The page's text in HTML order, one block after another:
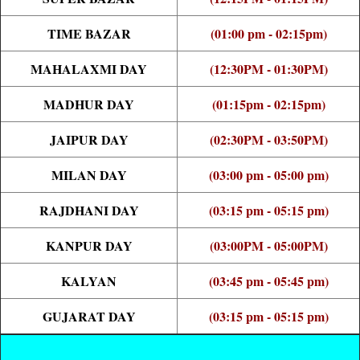
TIME BAZAR
(01:00 pm - 02:15pm)
MAHALAXMI DAY
(12:30PM - 01:30PM)
MADHUR DAY
(01:15pm - 02:15pm)
JAIPUR DAY
(02:30PM - 03:50PM)
MILAN DAY
(03:00 pm - 05:00 pm)
RAJDHANI DAY
(03:15 pm - 05:15 pm)
KANPUR DAY
(03:00PM - 05:00PM)
KALYAN
(03:45 pm - 05:45 pm)
GUJARAT DAY
(03:15 pm - 05:15 pm)